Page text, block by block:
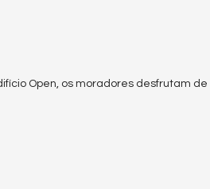
Open, os moradores desfrutam de